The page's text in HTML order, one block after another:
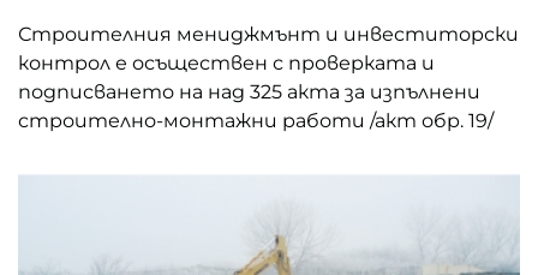
Строителния мениджмънт и инвеститорски
контрол е осъществен с проверката и
подписването на над 325 акта за изпълнени
строително-монтажни работи /акт обр. 19/